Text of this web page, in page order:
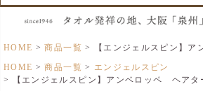
HOME 商品一覧
【エンジェルスピン】
HOME
商品一覧
エンジェルスピン
【エンジェルスピン】アンベロッペ ヘアタ